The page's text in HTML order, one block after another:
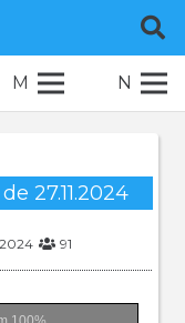
M N
27.11.2024
91